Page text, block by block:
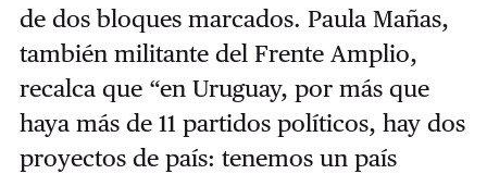
de dos bloques marcados. Paula Mañas,
también militante del Frente Amplio,
recalca que “en Uruguay, por más que
haya más de 11 partidos políticos, hay dos
proyectos de país: tenemos un país